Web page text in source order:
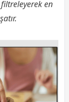
filtreleyerek en